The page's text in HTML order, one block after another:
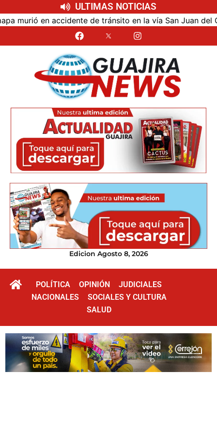
ULTIMAS NOTICIAS
en accidente de tránsito en la vía San Juan del
Edicion Agosto 8, 2026
POLÍTICA OPINIÓN
JUDICIALES
NACIONALES
SOCIALES Y CULTURA
SALUD